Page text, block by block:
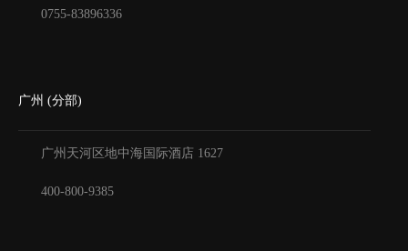
0755-83896336
广州 (分部)
广州天河区地中海国际酒店 1627
400-800-9385